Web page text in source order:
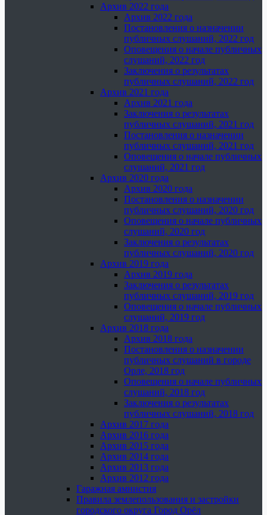
Архив 2022 года
Архив 2022 года
Постановления о назначении
публичных слушаний, 2022 год
Оповещения о начале публичных
слушаний, 2022 год
Заключения о результатах
публичных слушаний, 2022 год
Архив 2021 года
Архив 2021 года
Заключения о результатах
публичных слушаний, 2021 год
Постановления о назначении
публичных слушаний, 2021 год
Оповещения о начале публичных
слушаний, 2021 год
Архив 2020 года
Архив 2020 года
Постановления о назначении
публичных слушаний, 2020 год
Оповещения о начале публичных
слушаний, 2020 год
Заключения о результатах
публичных слушаний, 2020 год
Архив 2019 года
Архив 2019 года
Заключения о результатах
публичных слушаний, 2019 год
Оповещения о начале публичных
слушаний, 2019 год
Архив 2018 года
Архив 2018 года
Постановления о назначении
публичных слушаний в городе
Орле, 2018 год
Оповещения о начале публичных
слушаний, 2018 год
Заключения о результатах
публичных слушаний, 2018 год
Архив 2017 года
Архив 2016 года
Архив 2015 года
Архив 2014 года
Архив 2013 года
Архив 2012 года
Гаражная амнистия
Правила землепользования и застройки
городского округа Город Орёл